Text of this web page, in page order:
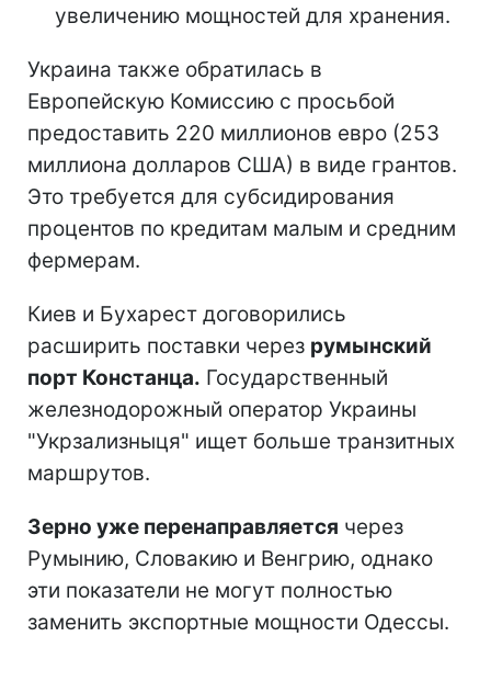
увеличению мощностей для хранения.
Украина также обратилась в
Европейскую Комиссию с просьбой
предоставить 220 миллионов евро (253
миллиона долларов США) в виде грантов.
Это требуется для субсидирования
процентов по кредитам малым и средним
фермерам.
Киев и Бухарест договорились
расширить поставки через румынский
порт Констанца. Государственный
железнодорожный оператор Украины
"Укрзализныця" ищет больше транзитных
маршрутов.
Зерно уже перенаправляется через
Румынию, Словакию и Венгрию, однако
эти показатели не могут полностью
заменить экспортные мощности Одессы.